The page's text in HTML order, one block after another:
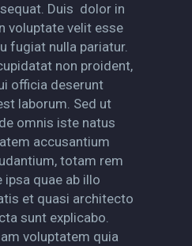
Duis dolor in
voluptate velit esse
fugiat nulla pariatur.
non proident,
officia deserunt
laborum. Sed ut
omnis iste natus
accusantium
totam rem
ipsa quae ab illo
et quasi architecto
sunt explicabo.
voluptatem quia